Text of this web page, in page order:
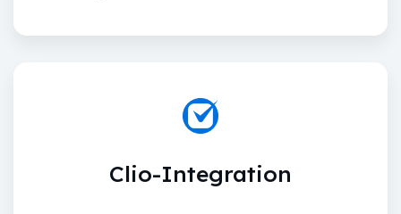
Clio-Integration